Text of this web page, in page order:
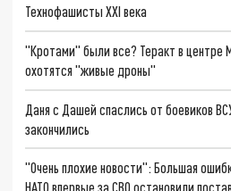
Технофашисты XXI века
"Кротами" были все? Теракт в центре
охотятся "живые дроны"
Даня с Дашей спаслись от боевиков
закончились
"Очень плохие новости": Большая
НАТО впервые за СВО остановили